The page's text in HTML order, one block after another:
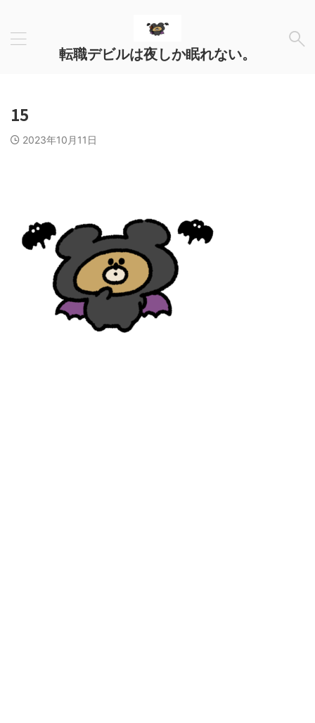
転職デビルは夜しか眠れない。
15
2023年10月11日